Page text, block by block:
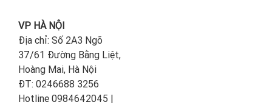
VP HÀ NỘI
Địa chỉ: Số 2A3 Ngõ
37/61 Đường Bằng Liệt,
Hoàng Mai, Hà Nội
ĐT: 0246688 3256
Hotline 0984642045 |